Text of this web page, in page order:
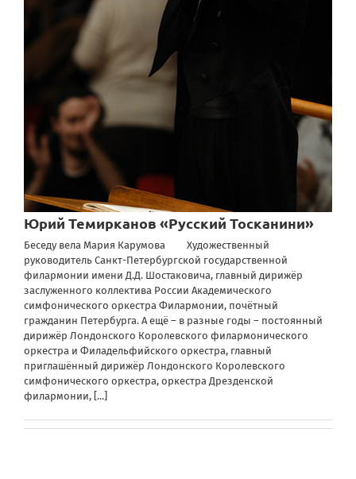
Юрий Темирканов «Русский Тосканини»
Беседу вела Мария Карумова Художественный
руководитель Санкт-Петербургской государственной
филармонии имени Д.Д. Шостаковича, главный дирижёр
заслуженного коллектива России Академического
симфонического оркестра Филармонии, почётный
гражданин Петербурга. А ещё – в разные годы – постоянный
дирижёр Лондонского Королевского филармонического
оркестра и Филадельфийского оркестра, главный
приглашённый дирижёр Лондонского Королевского
симфонического оркестра, оркестра Дрезденской
филармонии, [...]